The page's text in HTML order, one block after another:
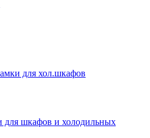
для хол.шкафов
для шкафов и холодильных